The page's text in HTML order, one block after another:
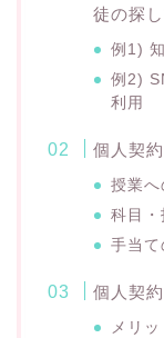
徒の探
例1)
例2)
利用
個人契
授業へ
科目
手当て
個人契
メリ